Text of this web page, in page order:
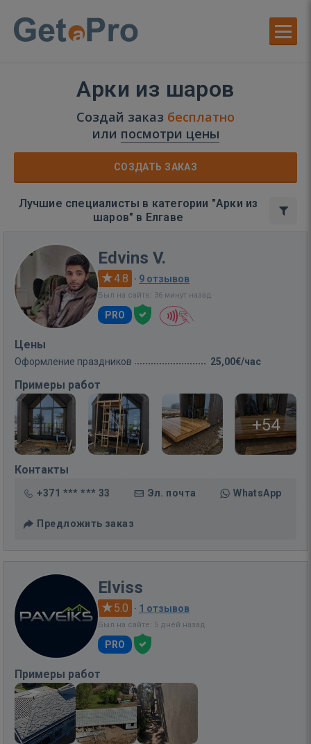
Арки из шаров
Создай заказ бесплатно
или посмотри цены
СОЗДАТЬ ЗАКАЗ
Лучшие специалисты в категории "Арки из
шаров" в Елгаве
Edvins V.
4.8 · 9 отзывов
Был на сайте: 36 минут назад
PRO
Цены
Оформление праздников 25,00€/час
Примеры работ
+54
Контакты
+371 *** *** 33 Эл. почта WhatsApp
Предложить заказ
Elviss
5.0 · 1 отзывов
Был на сайте: 5 дней назад
PRO
Примеры работ